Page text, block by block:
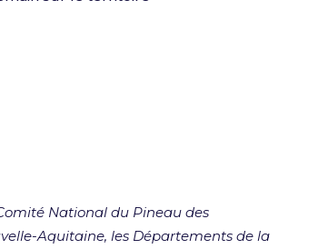
National du Pineau des
Aquitaine, les Départements de la